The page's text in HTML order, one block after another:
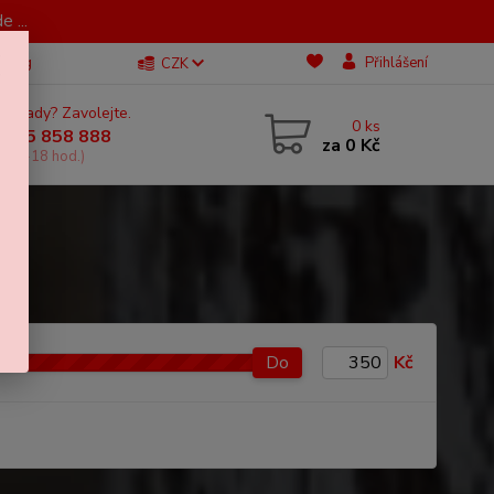
...
Blog CZK Přihlášení
si rady? Zavolejte.
605 858 888
11-18 hod.)
0 ks
za 0 Kč
Do Kč